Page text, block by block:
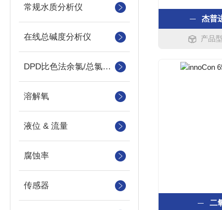
常规水质分析仪
在线总碱度分析仪
DPD比色法余氯/总氯分析仪
溶解氧
液位 & 流量
腐蚀率
传感器
杰普
产品
二